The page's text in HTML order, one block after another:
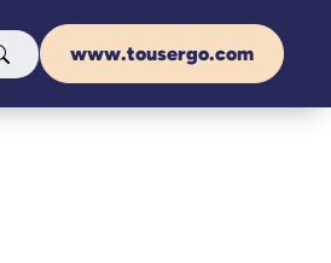
www.tousergo.com